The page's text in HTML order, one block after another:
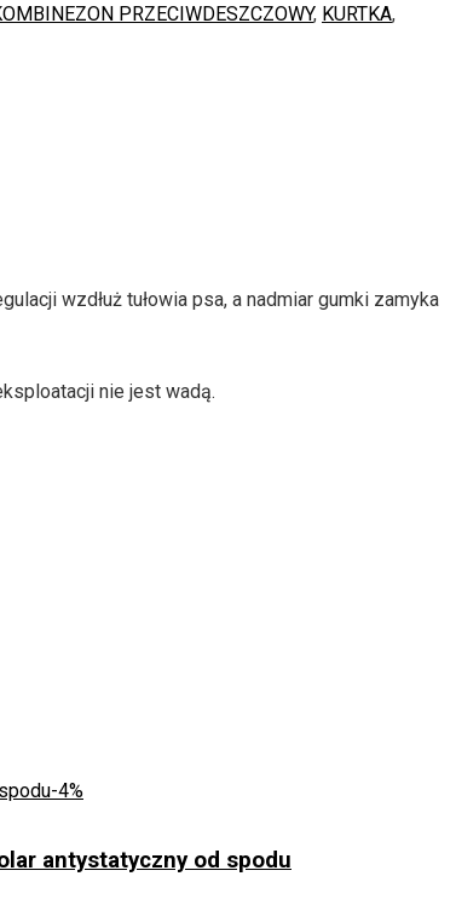
PRZECIWDESZCZOWY, KURTKA,
wzdłuż tułowia psa, a nadmiar gumki zamyka
nie jest wadą.
-4%
antystatyczny od spodu